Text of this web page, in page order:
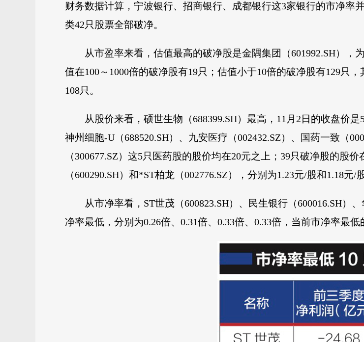
财务数据计算，宁波银行、招商银行、成都银行这3家银行的市净率
类42只股票全部破净。
从市盈率来看，估值最高的破净股是金隅集团（601992.SH）
值在100～1000倍的破净股有19只；估值小于10倍的破净股有129只
108只。
从股价来看，硕世生物（688399.SH）最高，11月2日的收盘价
神州细胞-U（688520.SH）、九安医疗（002432.SZ）、国药一致（
（300677.SZ）这5只医药股的股价均在20元之上；39只破净股的股
（600290.SH）和*ST柏龙（002776.SZ），分别为1.23元/股和1.18元/
从市净率看，ST世茂（600823.SH）、民生银行（600016.SH）
净率最低，分别为0.26倍、0.31倍、0.33倍、0.33倍，当前市净率最